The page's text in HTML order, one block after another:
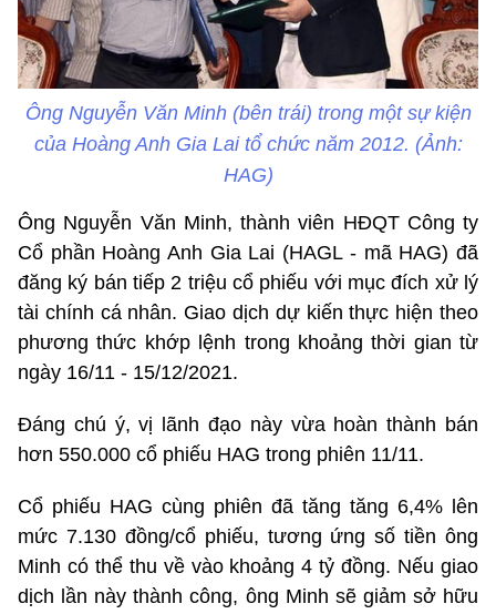
Ông Nguyễn Văn Minh (bên trái) trong một sự kiện
của Hoàng Anh Gia Lai tổ chức năm 2012. (Ảnh:
HAG)
Ông Nguyễn Văn Minh, thành viên HĐQT Công ty
Cổ phần Hoàng Anh Gia Lai (HAGL - mã HAG) đã
đăng ký bán tiếp 2 triệu cổ phiếu với mục đích xử lý
tài chính cá nhân. Giao dịch dự kiến thực hiện theo
phương thức khớp lệnh trong khoảng thời gian từ
ngày 16/11 - 15/12/2021.
Đáng chú ý, vị lãnh đạo này vừa hoàn thành bán
hơn 550.000 cổ phiếu HAG trong phiên 11/11.
Cổ phiếu HAG cùng phiên đã tăng tăng 6,4% lên
mức 7.130 đồng/cổ phiếu, tương ứng số tiền ông
Minh có thể thu về vào khoảng 4 tỷ đồng. Nếu giao
dịch lần này thành công, ông Minh sẽ giảm sở hữu